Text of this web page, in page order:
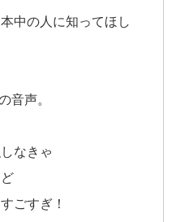
中の人に知ってほし
音声。
なきゃ
ごすぎ！